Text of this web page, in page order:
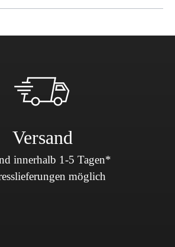
Versand
innerhalb 1-5 Tagen*
möglich